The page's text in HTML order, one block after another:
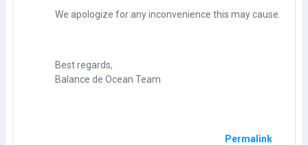
We apologize for any inconvenience this may cause.
Best regards,
Balance de Ocean Team
Permalink